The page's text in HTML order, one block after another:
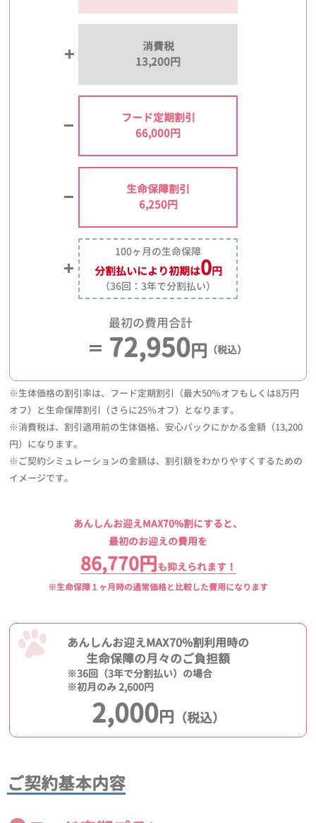
消費税
13,200円
フード定期割引
66,000円
生命保障割引
6,250円
100ヶ月の生命保障
分割払いにより初期は0円
（36回：3年で分割払い）
最初の費用合計
72,950円 （税込）
※生体価格の割引率は、フード定期割引（最大50％オフもしくは8万円
オフ）と生命保障割引（さらに25％オフ）となります。
※消費税は、割引適用前の生体価格、安心パックにかかる金額（13,200
円）になります。
※ご契約シミュレーションの金額は、割引額をわかりやすくするための
イメージです。
あんしんお迎えMAX70%割にすると、
最初のお迎えの費用を
86,770円も抑えられます！
※生命保障１ヶ月時の通常価格と比較した費用になります
あんしんお迎えMAX70%割利用時の
生命保障の月々のご負担額
※36回（3年で分割払い）の場合
※初月のみ 2,600円
2,000円 （税込）
ご契約基本内容